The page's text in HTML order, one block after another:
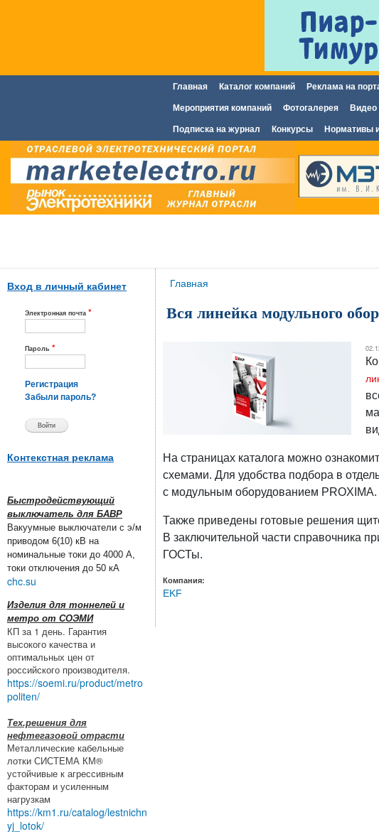
Главное меню
Главная Каталог компаний Реклама на
Мероприятия компаний Фотогалерея Видео
Подписка на журнал Конкурсы Нормативы
Вход в личный кабинет
Электронная почта *
Пароль *
Регистрация
Забыли пароль?
Контекстная реклама
Быстродействующий
выключатель для БАВР
Вакуумные выключатели с э/м
приводом 6(10) кВ на
номинальные токи до 4000 А,
токи отключения до 50 кА
chc.su
Изделия для тоннелей и
метро от СОЭМИ
КП за 1 день. Гарантия
высокого качества и
оптимальных цен от
российского производителя.
https://soemi.ru/product/metro
politen/
Тех.решения для
нефтегазовой отрасти
Металлические кабельные
лотки СИСТЕМА КМ®
устойчивые к агрессивным
факторам и усиленным
нагрузкам
https://km1.ru/catalog/lestnichn
yj_lotok/
Вы здесь
Главная
Вся линейка модульного
На страницах каталога можно
схемами. Для удобства подбора в
с модульным оборудованием PROXIMA.
Также приведены готовые решения
В заключительной части справочника
ГОСТы.
Компания:
EKF